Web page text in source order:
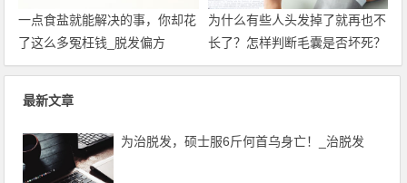
一点食盐就能解决的事，你却花
了这么多冤枉钱_脱发偏方
为什么有些人头发掉了就再也不
长了？怎样判断毛囊是否坏死？
_头发干燥怎么办
最新文章
为治脱发，硕士服6斤何首乌身亡！_治脱发